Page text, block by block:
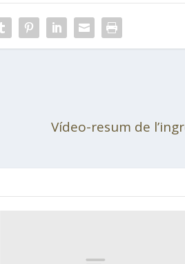
Vídeo-resum de